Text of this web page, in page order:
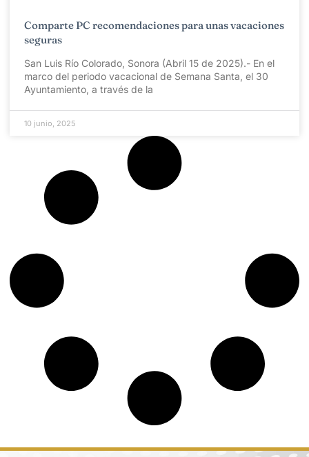
Comparte PC recomendaciones para unas vacaciones
seguras
San Luis Río Colorado, Sonora (Abril 15 de 2025).- En el
marco del periodo vacacional de Semana Santa, el 30
Ayuntamiento, a través de la
10 junio, 2025